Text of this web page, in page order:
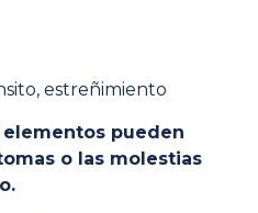
estreñimiento
elementos pueden
o las molestias